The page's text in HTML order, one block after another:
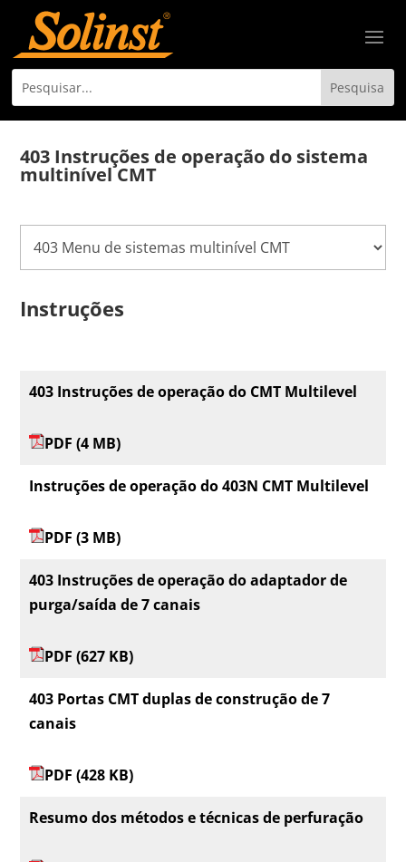
403 Instruções de operação do sistema
multinível CMT
Instruções
403 Instruções de operação do CMT Multilevel
PDF (4 MB)
Instruções de operação do 403N CMT Multilevel
PDF (3 MB)
403 Instruções de operação do adaptador de
purga/saída de 7 canais
PDF (627 KB)
403 Portas CMT duplas de construção de 7
canais
PDF (428 KB)
Resumo dos métodos e técnicas de perfuração